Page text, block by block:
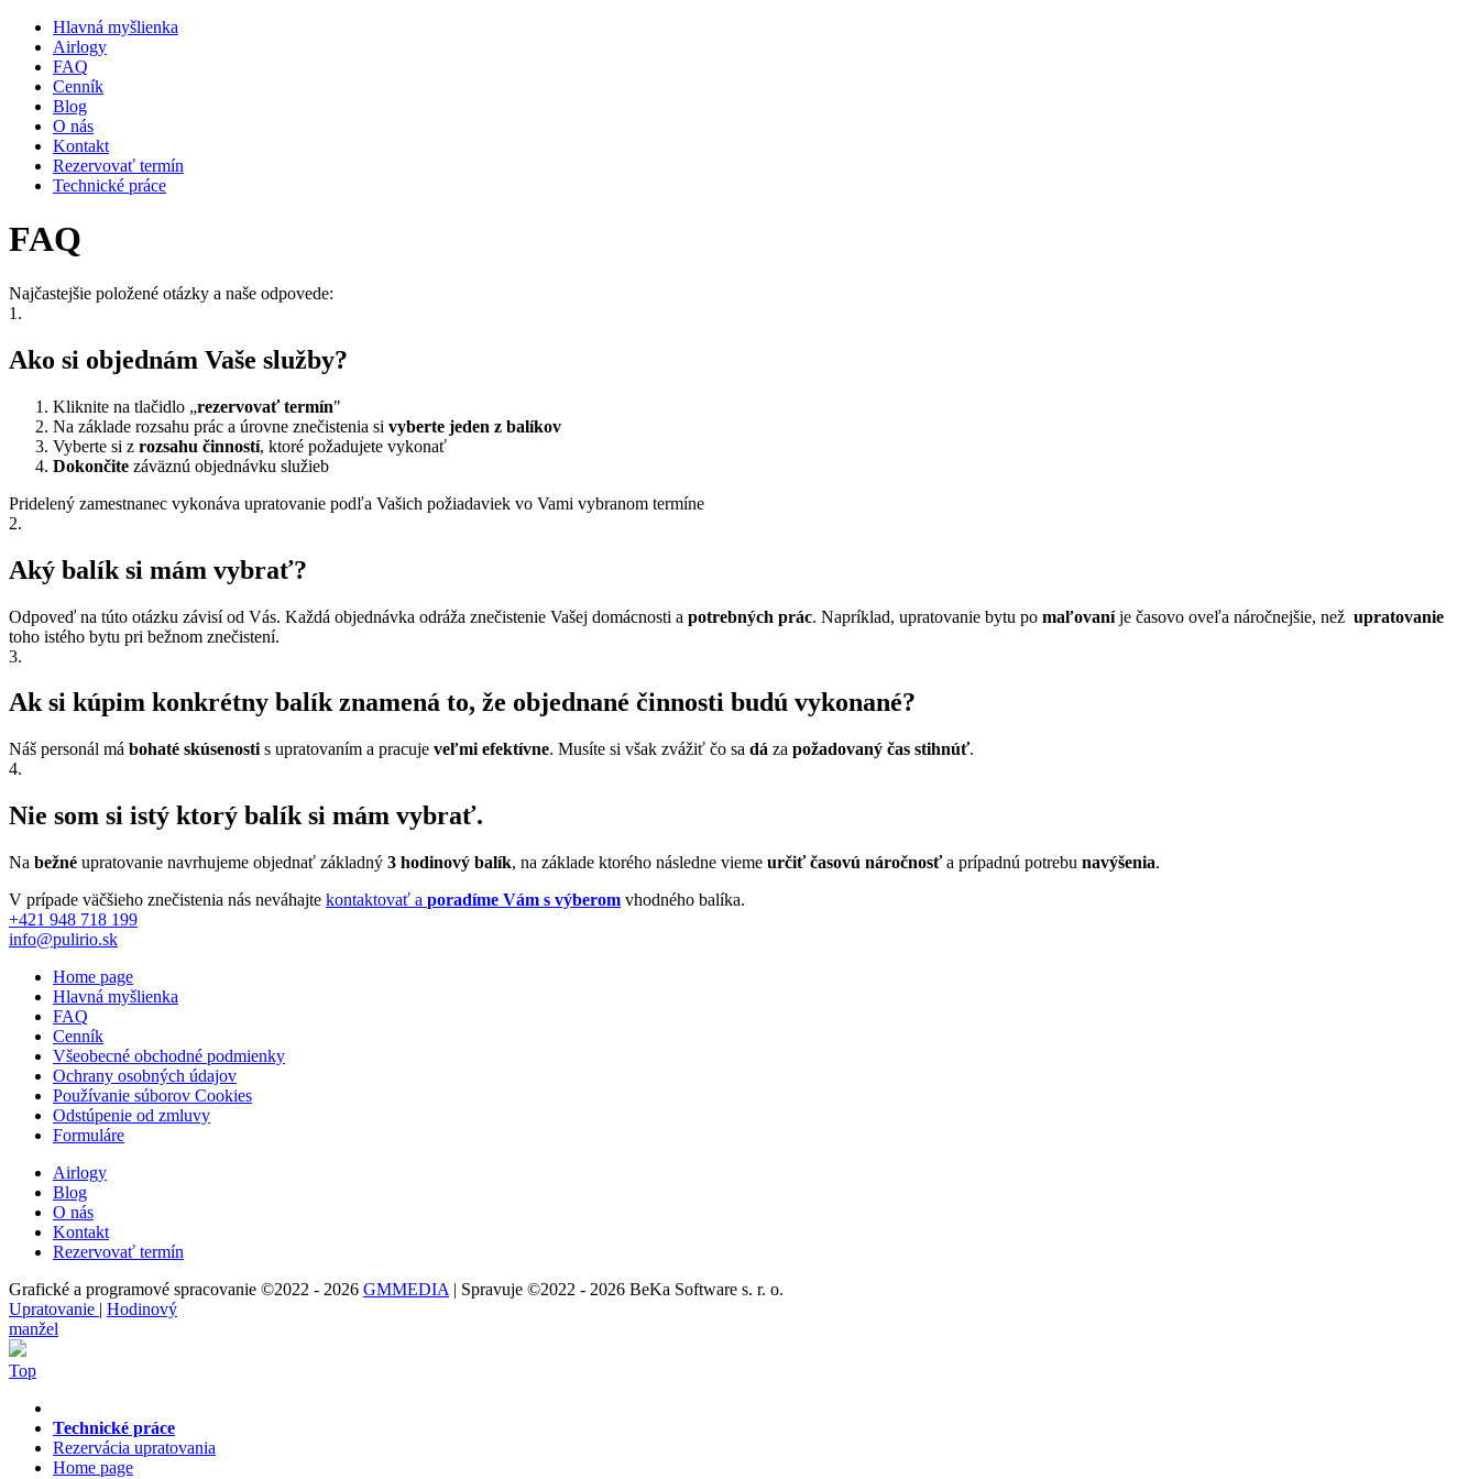
Hlavná myšlienka
Airlogy
FAQ
Cenník
Blog
O nás
Kontakt
Rezervovať termín
Technické práce
FAQ
Najčastejšie položené otázky a naše odpovede:
1.
Ako si objednám Vaše služby?
Kliknite na tlačidlo „rezervovať termín"
Na základe rozsahu prác a úrovne znečistenia si vyberte jeden z balíkov
Vyberte si z rozsahu činností, ktoré požadujete vykonať
Dokončite záväznú objednávku služieb
Pridelený zamestnanec vykonáva upratovanie podľa Vašich požiadaviek vo Vami vybranom termíne
2.
Aký balík si mám vybrať?
Odpoveď na túto otázku závisí od Vás. Každá objednávka odráža znečistenie Vašej domácnosti a potrebných prác. Napríklad, upratovanie bytu po maľovaníje časovo oveľa náročnejšie, než upratovanie
toho istého bytu pri bežnom znečistení.
3.
Ak si kúpim konkrétny balík znamená to, že objednané činnosti budú vykonané?
Náš personál má bohaté skúsenosti s upratovaním a pracuje veľmi efektívne. Musíte si však zvážiť čo sa dá za požadovaný čas stihnúť.
4.
Nie som si istý ktorý balík si mám vybrať.
Na bežné upratovanie navrhujeme objednať základný 3 hodinový balík, na základe ktorého následne vieme určiť časovú náročnosťa prípadnú potrebu navýšenia.
V prípade väčšieho znečistenia nás neváhajte kontaktovať a poradíme Vám s výberom vhodného balíka.
+421 948 718 199
info@pulirio.sk
Home page
Hlavná myšlienka
FAQ
Cenník
Všeobecné obchodné podmienky
Ochrany osobných údajov
Používanie súborov Cookies
Odstúpenie od zmluvy
Formuláre
Airlogy
Blog
O nás
Kontakt
Rezervovať termín
Grafické a programové spracovanie ©2022 - 2026 GMMEDIA | Spravuje ©2022 - 2026 BeKa Software s. r. o.
Upratovanie | Hodinový
manžel
Top
Technické práce
Rezervácia upratovania
Home page